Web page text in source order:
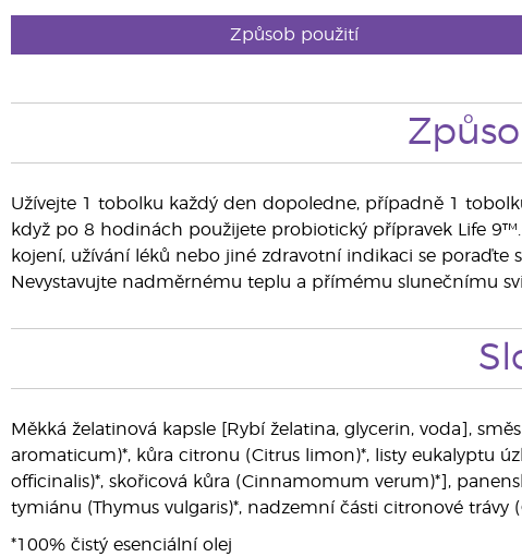
Způsob použití
Užívejte 1 tobolku každý den dopoledne, případně 1
když po 8 hodinách použijete probiotický přípravek Life
kojení, užívání léků nebo jiné zdravotní indikaci se poraďte
Nevystavujte nadměrnému teplu a přímému slunečnímu
Měkká želatinová kapsle [Rybí želatina, glycerin, voda],
aromaticum)*, kůra citronu (Citrus limon)*, listy eukalyptu
officinalis)*, skořicová kůra (Cinnamomum verum)*],
tymiánu (Thymus vulgaris)*, nadzemní části citronové trávy
*100% čistý esenciální olej